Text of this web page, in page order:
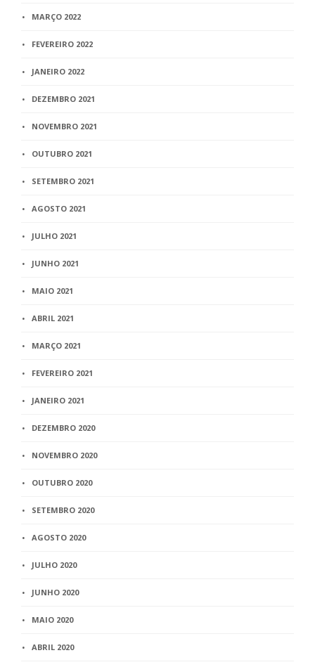
MARÇO 2022
FEVEREIRO 2022
JANEIRO 2022
DEZEMBRO 2021
NOVEMBRO 2021
OUTUBRO 2021
SETEMBRO 2021
AGOSTO 2021
JULHO 2021
JUNHO 2021
MAIO 2021
ABRIL 2021
MARÇO 2021
FEVEREIRO 2021
JANEIRO 2021
DEZEMBRO 2020
NOVEMBRO 2020
OUTUBRO 2020
SETEMBRO 2020
AGOSTO 2020
JULHO 2020
JUNHO 2020
MAIO 2020
ABRIL 2020